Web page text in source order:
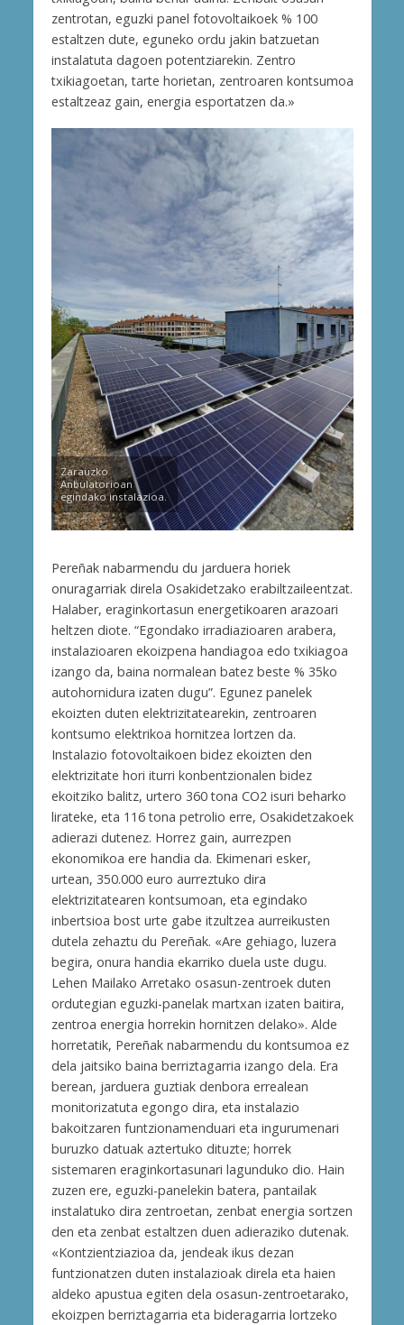
zentrotan, eguzki panel fotovoltaikoek % 100
estaltzen dute, eguneko ordu jakin batzuetan
instalatuta dagoen potentziarekin. Zentro
txikiagoetan, tarte horietan, zentroaren kontsumoa
estaltzeaz gain, energia esportatzen da.»
Zarauzko
Anbulatorioan
egindako instalazioa.
Pereñak nabarmendu du jarduera horiek
onuragarriak direla Osakidetzako erabiltzaileentzat.
Halaber, eraginkortasun energetikoaren arazoari
heltzen diote. “Egondako irradiazioaren arabera,
instalazioaren ekoizpena handiagoa edo txikiagoa
izango da, baina normalean batez beste % 35ko
autohornidura izaten dugu”. Egunez panelek
ekoizten duten elektrizitatearekin, zentroaren
kontsumo elektrikoa hornitzea lortzen da.
Instalazio fotovoltaikoen bidez ekoizten den
elektrizitate hori iturri konbentzionalen bidez
ekoitziko balitz, urtero 360 tona CO2 isuri beharko
lirateke, eta 116 tona petrolio erre, Osakidetzakoek
adierazi dutenez. Horrez gain, aurrezpen
ekonomikoa ere handia da. Ekimenari esker,
urtean, 350.000 euro aurreztuko dira
elektrizitatearen kontsumoan, eta egindako
inbertsioa bost urte gabe itzultzea aurreikusten
dutela zehaztu du Pereñak. «Are gehiago, luzera
begira, onura handia ekarriko duela uste dugu.
Lehen Mailako Arretako osasun-zentroek duten
ordutegian eguzki-panelak martxan izaten baitira,
zentroa energia horrekin hornitzen delako». Alde
horretatik, Pereñak nabarmendu du kontsumoa ez
dela jaitsiko baina berriztagarria izango dela. Era
berean, jarduera guztiak denbora errealean
monitorizatuta egongo dira, eta instalazio
bakoitzaren funtzionamenduari eta ingurumenari
buruzko datuak aztertuko dituzte; horrek
sistemaren eraginkortasunari lagunduko dio. Hain
zuzen ere, eguzki-panelekin batera, pantailak
instalatuko dira zentroetan, zenbat energia sortzen
den eta zenbat estaltzen duen adieraziko dutenak.
«Kontzientziazioa da, jendeak ikus dezan
funtzionatzen duten instalazioak direla eta haien
aldeko apustua egiten dela osasun-zentroetarako,
ekoizpen berriztagarria eta bideragarria lortzeko